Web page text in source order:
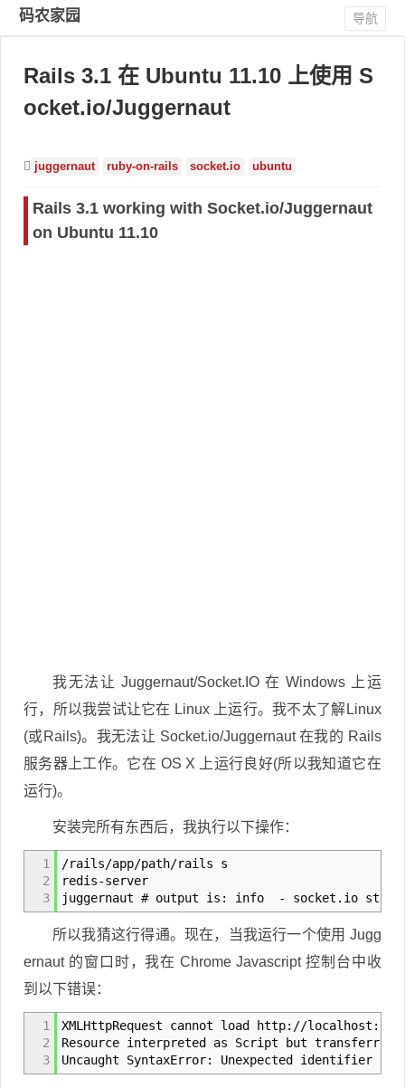
码农家园 导航
Rails 3.1 在 Ubuntu 11.10 上使用 S
ocket.io/Juggernaut
juggernaut ruby-on-rails socket.io ubuntu
Rails 3.1 working with Socket.io/Juggernaut
on Ubuntu 11.10
我无法让 Juggernaut/Socket.IO 在 Windows 上运
行，所以我尝试让它在 Linux 上运行。我不太了解Linux
(或Rails)。我无法让 Socket.io/Juggernaut 在我的 Rails
服务器上工作。它在 OS X 上运行良好(所以我知道它在
运行)。
安装完所有东西后，我执行以下操作：
1
2
3
/rails/app/path/rails s
redis-server
juggernaut # output is: info - socket.io
所以我猜这行得通。现在，当我运行一个使用 Jugg
ernaut 的窗口时，我在 Chrome Javascript 控制台中收
到以下错误：
1
2
3
XMLHttpRequest cannot load http://
Resource interpreted as Script but transferred
Uncaught SyntaxError: Unexpected identifier